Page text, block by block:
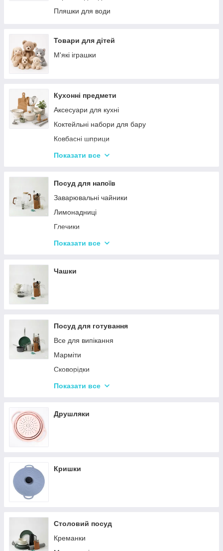
Палатки
Меблі для кемпінгу
Спальні мішки
Цукерки
Серветниці
Годинник настінний
Підсвічники
Вази для квітів
Статуетки
Пляшки для води
Товари для дітей
М'які іграшки
Кухонні предмети
Аксесуари для кухні
Коктейльні набори для бару
Ковбасні шприци
Кухонні підставки
Терки
Набори для спецій
Ємності для зберігання
Набори кухонних ножів і лопаток
Маслянки
Показати все
Посуд для напоїв
Заварювальні чайники
Лимонадниці
Глечики
Склянки
Келихи
Показати все
Чашки
Посуд для готування
Все для випікання
Марміти
Сковорідки
Ківші
Показати все
Друшляки
Кришки
Столовий посуд
Креманки